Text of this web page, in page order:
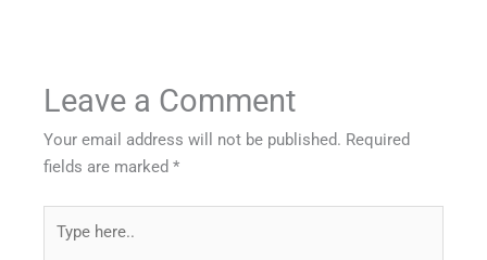
Leave a Comment
Your email address will not be published. Required
fields are marked*
here..